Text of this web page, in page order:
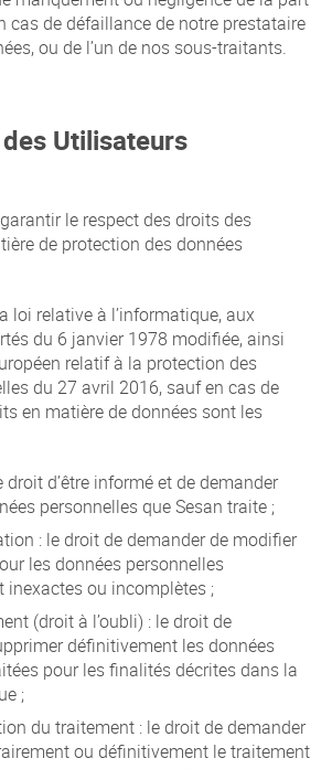
cas de défaillance de notre prestataire
ou de l’un de nos sous-traitants.
Utilisateurs
le respect des droits des
de protection des données
loi relative à l’informatique, aux
du 6 janvier 1978 modifiée, ainsi
relatif à la protection des
du 27 avril 2016, sauf en cas de
en matière de données sont les
droit d’être informé et de demander
personnelles que Sesan traite ;
: le droit de demander de modifier
les données personnelles
inexactes ou incomplètes ;
(droit à l’oubli) : le droit de
définitivement les données
pour les finalités décrites dans la
;
du traitement : le droit de demander
ou définitivement le traitement